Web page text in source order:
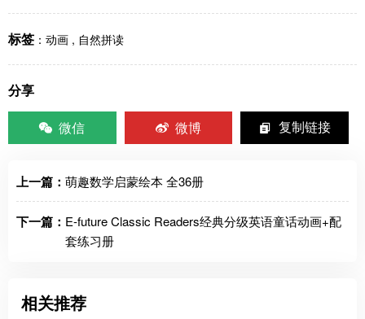
标签 ： 动画 , 自然拼读
分享
微信
微博 复制链接
上一篇： 萌趣数学启蒙绘本 全36册
下一篇： E-future Classic Readers经典分级英语童话动画+配
套练习册
相关推荐